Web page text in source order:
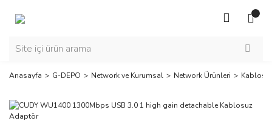
Anasayfa G-DEPO Network ve Kurumsal Network Ürünleri